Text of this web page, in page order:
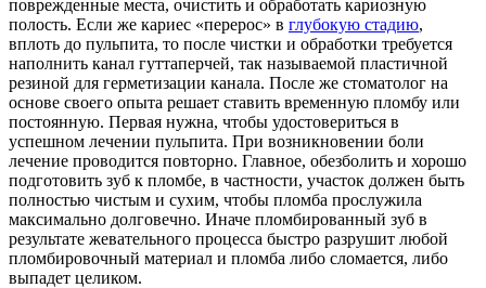
поврежденные места, очистить и обработать кариозную
полость. Если же кариес «перерос» в глубокую стадию,
вплоть до пульпита, то после чистки и обработки требуется
наполнить канал гуттаперчей, так называемой пластичной
резиной для герметизации канала. После же стоматолог на
основе своего опыта решает ставить временную пломбу или
постоянную. Первая нужна, чтобы удостовериться в
успешном лечении пульпита. При возникновении боли
лечение проводится повторно. Главное, обезболить и хорошо
подготовить зуб к пломбе, в частности, участок должен быть
полностью чистым и сухим, чтобы пломба прослужила
максимально долговечно. Иначе пломбированный зуб в
результате жевательного процесса быстро разрушит любой
пломбировочный материал и пломба либо сломается, либо
выпадет целиком.